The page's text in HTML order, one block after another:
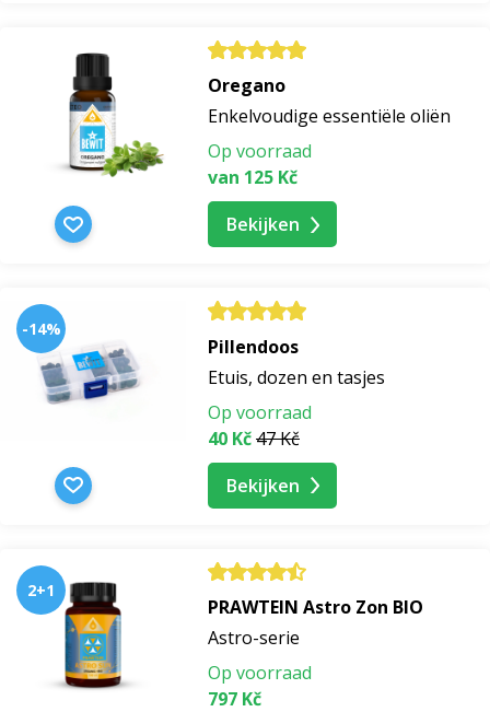
Oregano
Enkelvoudige essentiële oliën
Op voorraad
van 125 Kč
Bekijken
-14%
Pillendoos
Etuis, dozen en tasjes
Op voorraad
40 Kč47 Kč
Bekijken
2+1
PRAWTEIN Astro Zon BIO
Astro-serie
Op voorraad
797 Kč